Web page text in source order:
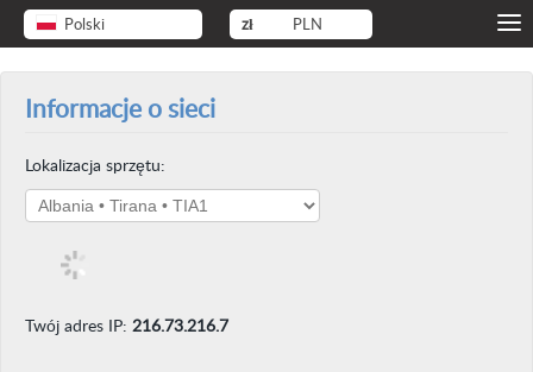
Polski zł PLN
Informacje o sieci
Lokalizacja sprzętu:
Twój adres IP: 216.73.216.7